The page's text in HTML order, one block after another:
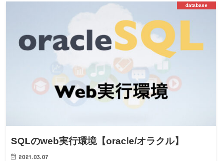
database
SQLのweb実行環境【oracle/オラクル】
2021.03.07